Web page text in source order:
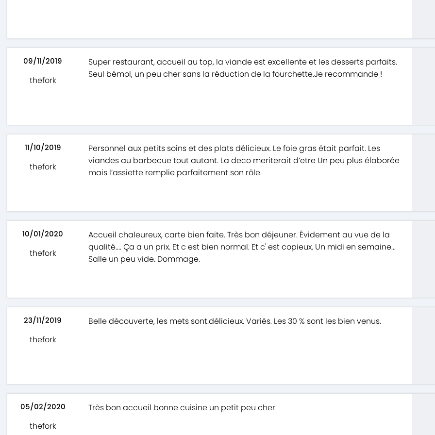
09/11/2019
thefork
Super restaurant, accueil au top, la viande est excellente et les desserts parfaits.
Seul bémol, un peu cher sans la réduction de la fourchette.Je recommande !
11/10/2019
thefork
Personnel aux petits soins et des plats délicieux. Le foie gras était parfait. Les
viandes au barbecue tout autant. La deco meriterait d’etre Un peu plus élaborée
mais l’assiette remplie parfaitement son rôle.
10/01/2020
thefork
Accueil chaleureux, carte bien faite. Très bon déjeuner. Évidement au vue de la
qualité.... Ça a un prix. Et c est bien normal. Et c' est copieux. Un midi en semaine...
Salle un peu vide. Dommage.
23/11/2019
thefork
Belle découverte, les mets sont.délicieux. Variés. Les 30 % sont les bien venus.
05/02/2020
thefork
Très bon accueil bonne cuisine un petit peu cher